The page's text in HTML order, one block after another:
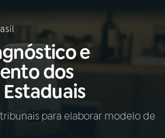
Buscar
AO VIVO
e
dos
para elaborar modelo de